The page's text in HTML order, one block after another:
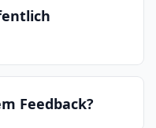
Feedback?